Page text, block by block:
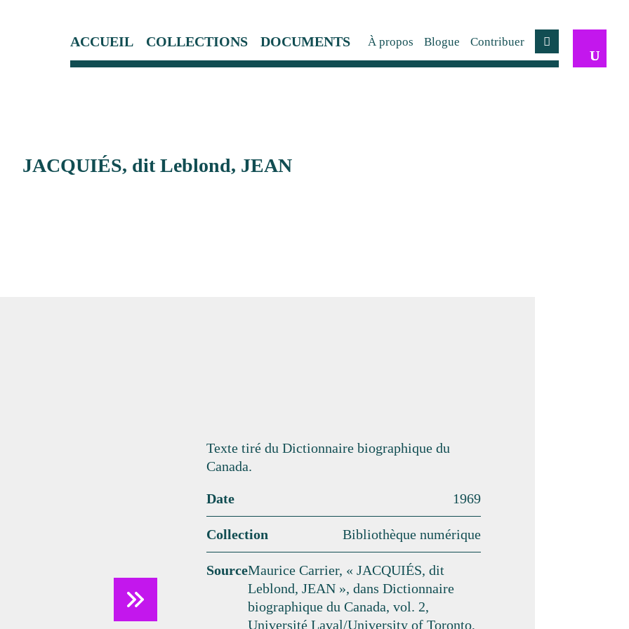
ACCUEIL COLLECTIONS DOCUMENTS À propos Blogue Contribuer Compte
JACQUIÉS, dit Leblond, JEAN
Texte tiré du Dictionnaire biographique du
Canada.
Date 1969
Collection Bibliothèque numérique
SourceMaurice Carrier, « JACQUIÉS, dit
Leblond, JEAN », dans Dictionnaire
biographique du Canada, vol. 2,
Université Laval/University of Toronto,